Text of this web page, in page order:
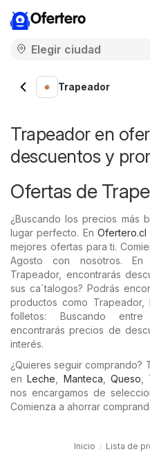
Ofertero
Trapeador
Trapeador en
descuentos y
Ofertas de
¿Buscando los precios más
lugar perfecto. EnOfertero.cl
mejores ofertas para ti.
Agosto con nosotros.
Trapeador, encontrarás
sus ca´talogos? Podrás
productos como
folletos: Buscando
encontrarás precios de
interés.
¿Quieres seguir comprando?
enLeche Manteca ,Queso
nos encargamos de
Comienza a ahorrar
Inicio Lista de